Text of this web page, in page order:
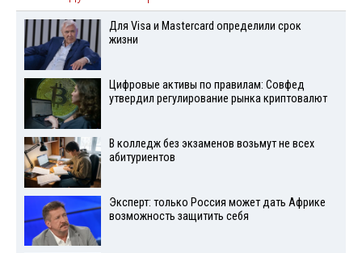
Для Visа и Mastercard определили срок
жизни
Цифровые активы по правилам: Совфед
утвердил регулирование рынка криптовалют
В колледж без экзаменов возьмут не всех
абитуриентов
Эксперт: только Россия может дать Африке
возможность защитить себя